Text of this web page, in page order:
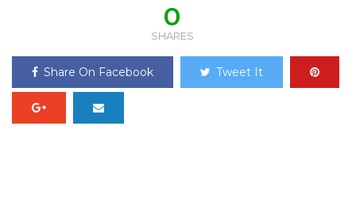
0
SHARES
Share On Facebook Tweet It